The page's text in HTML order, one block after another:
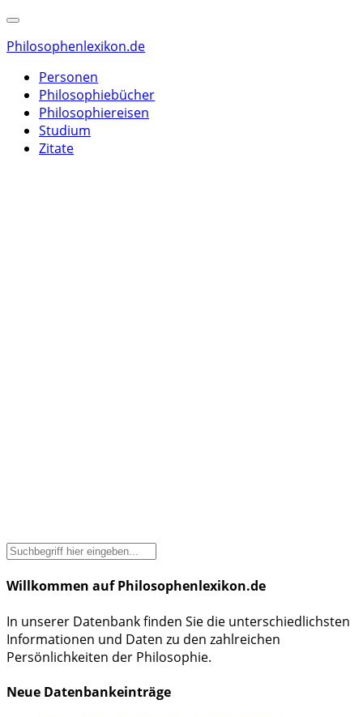
Philosophenlexikon.de
Personen
Philosophiebücher
Philosophiereisen
Studium
Zitate
Willkommen auf Philosophenlexikon.de
In unserer Datenbank finden Sie die unterschiedlichsten
Informationen und Daten zu den zahlreichen
Persönlichkeiten der Philosophie.
Neue Datenbankeinträge